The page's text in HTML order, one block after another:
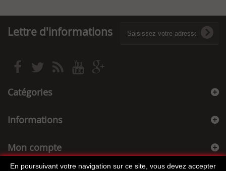
Lettre d'informations
Catégories
Informations
Mon compte
En poursuivant votre navigation sur ce site, vous devez accepter